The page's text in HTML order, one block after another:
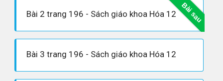
Bài sau
Bài 2 trang 196 - Sách giáo khoa Hóa 12
Bài 3 trang 196 - Sách giáo khoa Hóa 12